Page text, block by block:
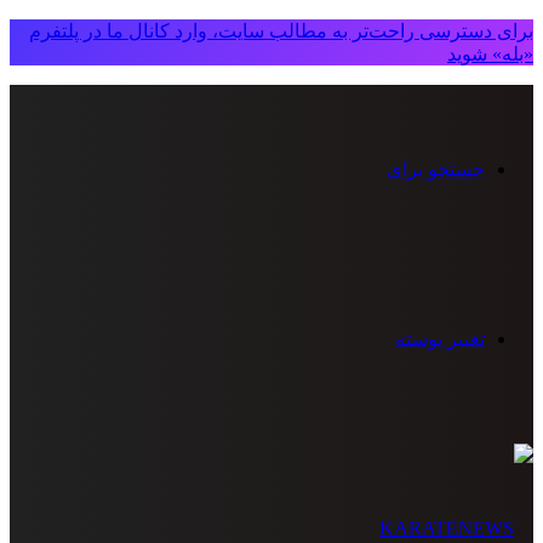
برای دسترسی راحت‌تر به مطالب سایت، وارد کانال ما در پلتفرم
«بله» شوید
جستجو برای
تغییر پوسته